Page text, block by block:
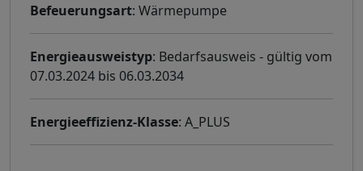
Befeuerungsart: Wärmepumpe
Energieausweistyp: Bedarfsausweis - gültig vom
07.03.2024 bis 06.03.2034
Energieeffizienz-Klasse: A_PLUS